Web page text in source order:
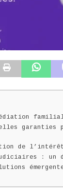
garanties
de
: un